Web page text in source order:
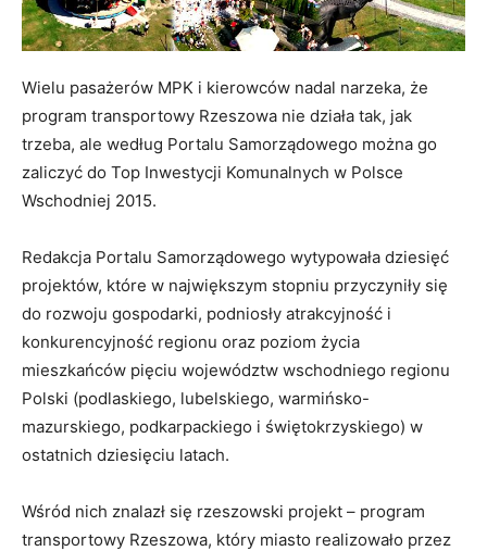
Wielu pasażerów MPK i kierowców nadal narzeka, że
program transportowy Rzeszowa nie działa tak, jak
trzeba, ale według Portalu Samorządowego można go
zaliczyć do Top Inwestycji Komunalnych w Polsce
Wschodniej 2015.
Redakcja Portalu Samorządowego wytypowała dziesięć
projektów, które w największym stopniu przyczyniły się
do rozwoju gospodarki, podniosły atrakcyjność i
konkurencyjność regionu oraz poziom życia
mieszkańców pięciu województw wschodniego regionu
Polski (podlaskiego, lubelskiego, warmińsko-
mazurskiego, podkarpackiego i świętokrzyskiego) w
ostatnich dziesięciu latach.
Wśród nich znalazł się rzeszowski projekt – program
transportowy Rzeszowa, który miasto realizowało przez